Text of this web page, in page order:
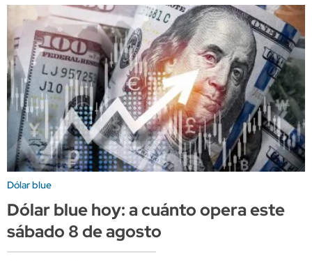
Dólar blue
Dólar blue hoy: a cuánto opera este
sábado 8 de agosto